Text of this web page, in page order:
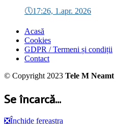
🕔17:26, 1.apr. 2026
Acasă
Cookies
GDPR / Termeni și condiții
Contact
© Copyright 2023 Tele M Neamt
Se încarcă...
❎Închide fereastra